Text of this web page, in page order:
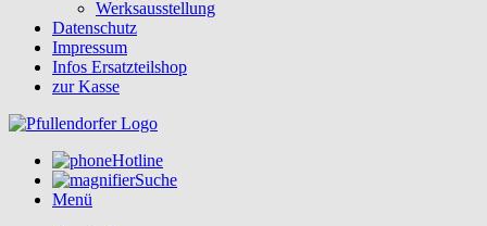
Werksausstellung
Datenschutz
Impressum
Infos Ersatzteilshop
zur Kasse
Hotline
Suche
Menü